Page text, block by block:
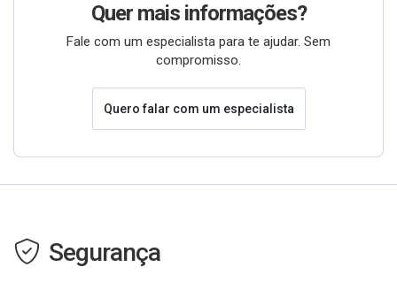
Quer mais informações?
Fale com um especialista para te ajudar. Sem
compromisso.
Quero falar com um especialista
Segurança